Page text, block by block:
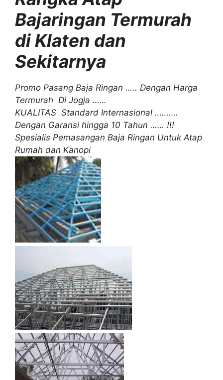
Bajaringan Termurah
di Klaten dan
Sekitarnya
Promo Pasang Baja Ringan ….. Dengan Harga
Termurah Di Jogja ……
KUALITAS Standard Internasional ……….
Dengan Garansi hingga 10 Tahun …… !!!
Spesialis Pemasangan Baja Ringan Untuk Atap
Rumah dan Kanopi